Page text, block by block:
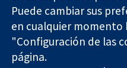
The Cochrane Collaboration is
Puede cambiar sus
en cualquier momento
"Configuración de las
página.